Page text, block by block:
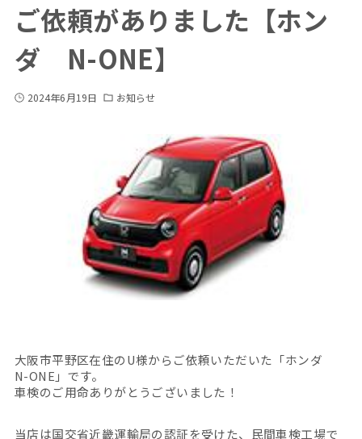
ご依頼がありました【ホン
ダ N-ONE】
2024年6月19日 お知らせ
大阪市平野区在住のU様からご依頼いただいた「ホンダ
N-ONE」です。
車検のご用命ありがとうございました！
当店は国交省近畿運輸局の認証を受けた、民間車検工場で